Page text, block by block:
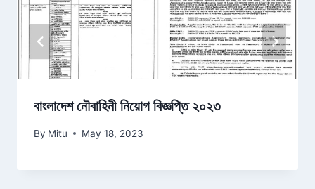
বাংলাদেশ নৌবাহিনী নিয়োগ বিজ্ঞপ্তি ২০২৩
By Mitu May 18, 2023